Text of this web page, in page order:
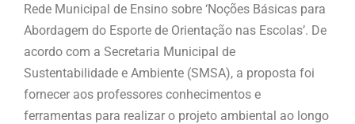
Rede Municipal de Ensino sobre ‘Noções Básicas para
Abordagem do Esporte de Orientação nas Escolas’. De
acordo com a Secretaria Municipal de
Sustentabilidade e Ambiente (SMSA), a proposta foi
fornecer aos professores conhecimentos e
ferramentas para realizar o projeto ambiental ao longo